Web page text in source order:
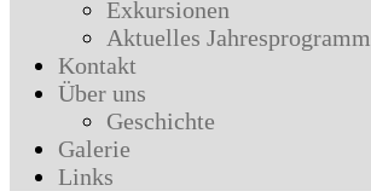
Exkursionen
Aktuelles Jahresprogramm
Kontakt
Über uns
Geschichte
Galerie
Links